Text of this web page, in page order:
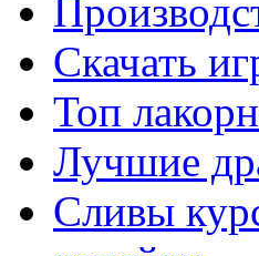
Скачать
Топ
Лучшие
Сливы